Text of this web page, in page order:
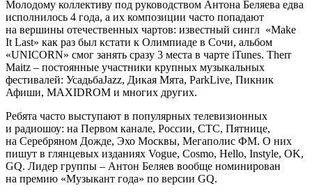
Молодому коллективу под руководством Антона Беляева едва
исполнилось 4 года, а их композиции часто попадают
на вершины отечественных чартов: известный сингл «Make
It Last» как раз был кстати к Олимпиаде в Сочи, альбом
«UNICORN» смог занять сразу 3 места в чарте iTunes. Therr
Maitz – постоянные участники крупных музыкальных
фестивалей: УсадьбаJazz, Дикая Мята, ParkLive, Пикник
Афиши, MAXIDROM и многих других.
Ребята часто выступают в популярных телевизионных
и радиошоу: на Первом канале, России, СТС, Пятнице,
на Серебряном Дожде, Эхо Москвы, Мегаполис ФМ. О них
пишут в глянцевых изданиях Vogue, Cosmo, Hello, Instyle, OK,
GQ. Лидер группы – Антон Беляев вообще номинирован
на премию «Музыкант года» по версии GQ.